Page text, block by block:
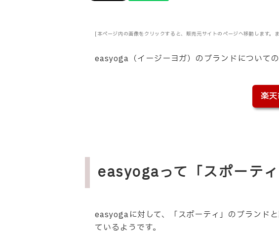
[本ページ内の画像をクリックすると、販売元サイトのページへ移動します
easyoga（イージーヨガ）のブランドについて
楽
easyogaって「スポーテ
easyogaに対して、「スポーティ」のブランド
ているようです。